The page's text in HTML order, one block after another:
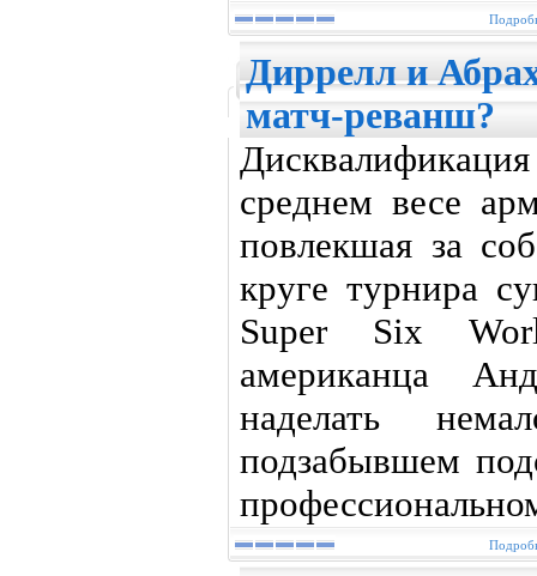
Диррелл и
матч-реванш?
среднем весе
повлекшая за
круге турнира
Super Six
американца
наделать
подзабывшем